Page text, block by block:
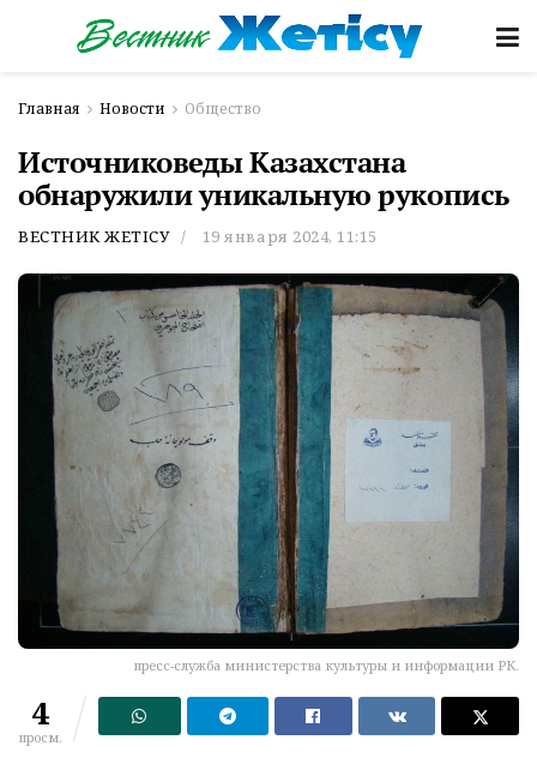
Главная Новости Общество
Источниковеды Казахстана
обнаружили уникальную рукопись
ВЕСТНИК ЖЕТІСУ 19 января 2024, 11:15
пресс-служба министерства культуры и информации РК.
4
просм.